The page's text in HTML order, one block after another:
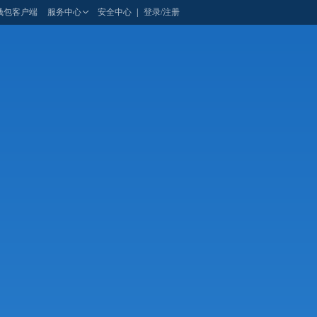
包客户端 服务中心 安全中心 登录/注册